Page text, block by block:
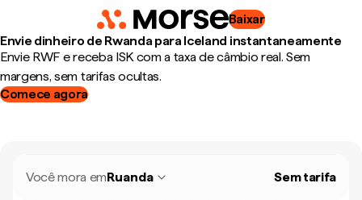
Baixar
Envie dinheiro de Rwanda para Iceland instantaneamente
Envie RWF e receba ISK com a taxa de câmbio real. Sem
margens, sem tarifas ocultas.
Comece agora
Você mora emRuanda Sem tarifa